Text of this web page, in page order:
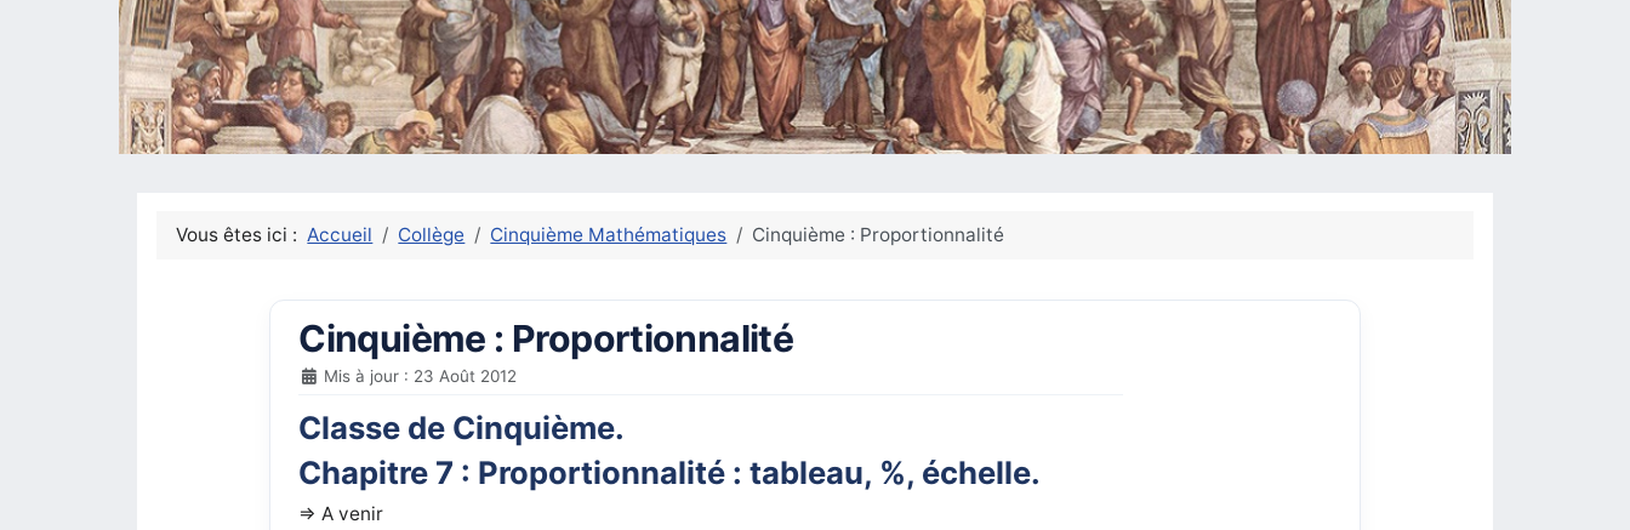
Vous êtes ici :Accueil Collège Cinquième Mathématiques Cinquième : Proportionnalité
Cinquième : Proportionnalité
Mis à jour : 23 Août 2012
Classe de Cinquième.
Chapitre 7 : Proportionnalité : tableau, %, échelle.
=> A venir